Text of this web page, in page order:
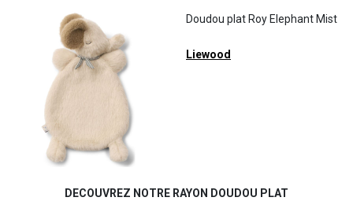
Doudou plat Roy Elephant Mist
Liewood
DECOUVREZ NOTRE RAYON DOUDOU PLAT